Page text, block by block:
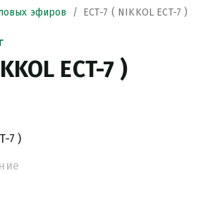
эфиров
ЕСТ-7 ( NIKKOL ECT-7 )
ECT-7 )
7 )